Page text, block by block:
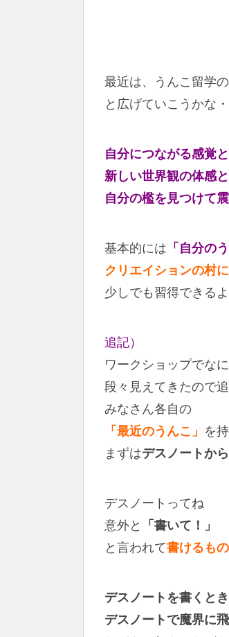
最近は、うんこ留学
と広げていこうかな
自分につながる感覚
新しい世界観の体感
自分の檻を見つけて
基本的には 「自分の
クリエイションの村
少しでも習得できる
追記）
ワークショップでな
段々見えてきたので追
みなさん各自の
「最近のうんこ」 を
まずはデスノートか
デスノートってね
意外と
「書いて！」
と言われて書けるも
デスノートを書くと
デスノートで魔界に